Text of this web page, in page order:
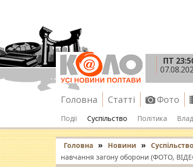
ПТ
Головна Статті Фото
Події Суспільство Політика
Головна » Новини » Суспільство
навчання загону оборони (ФОТО,